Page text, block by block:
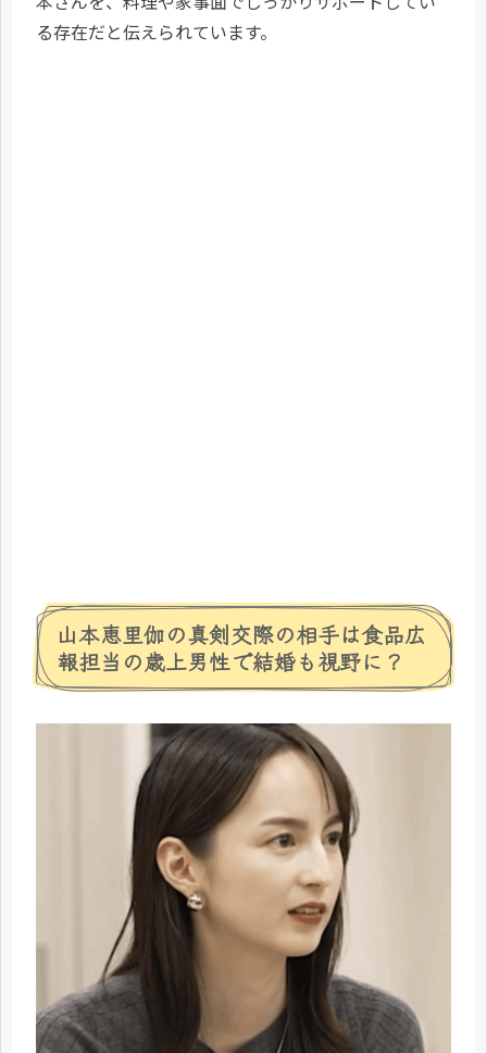
る存在だと伝えられています。
山本恵里伽の真剣交際の相手は食品広
報担当の歳上男性で結婚も視野に？